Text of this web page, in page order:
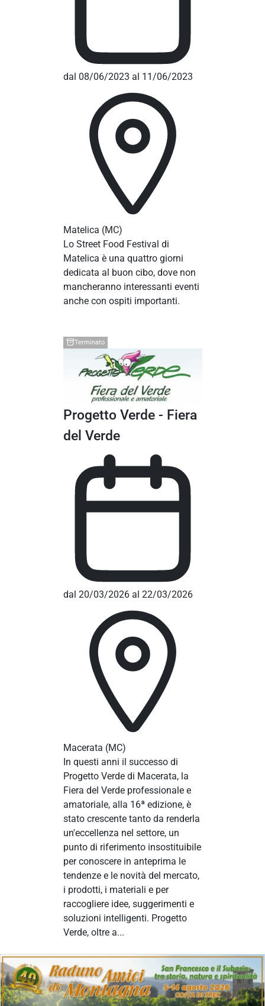
dal 08/06/2023 al 11/06/2023
Matelica (MC)
Lo Street Food Festival di
Matelica è una quattro giorni
dedicata al buon cibo, dove non
mancheranno interessanti eventi
anche con ospiti importanti.
Terminato
Progetto Verde - Fiera
del Verde
dal 20/03/2026 al 22/03/2026
Macerata (MC)
In questi anni il successo di
Progetto Verde di Macerata, la
Fiera del Verde professionale e
amatoriale, alla 16ª edizione, è
stato crescente tanto da renderla
un'eccellenza nel settore, un
punto di riferimento insostituibile
per conoscere in anteprima le
tendenze e le novità del mercato,
i prodotti, i materiali e per
raccogliere idee, suggerimenti e
soluzioni intelligenti. Progetto
Verde, oltre a...